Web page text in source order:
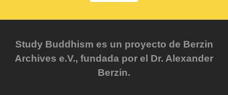
Study Buddhism es un proyecto de Berzin
Archives e.V., fundada por el Dr. Alexander
Berzin.